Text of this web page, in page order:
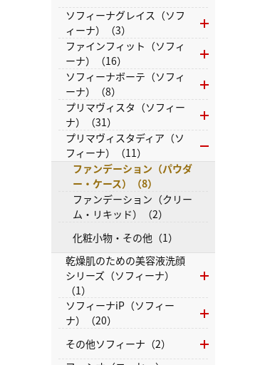
ソフィーナグレイス（ソフ
ィーナ）（3）
ファインフィット（ソフィ
ーナ）（16）
ソフィーナボーテ（ソフィ
ーナ）（8）
プリマヴィスタ（ソフィー
ナ）（31）
プリマヴィスタディア（ソ
フィーナ）（11）
ファンデーション（パウダ
ー・ケース）（8）
ファンデーション（クリー
ム・リキッド）（2）
化粧小物・その他（1）
乾燥肌のための美容液洗顔
シリーズ（ソフィーナ）
（1）
ソフィーナiP（ソフィー
ナ）（20）
その他ソフィーナ（2）